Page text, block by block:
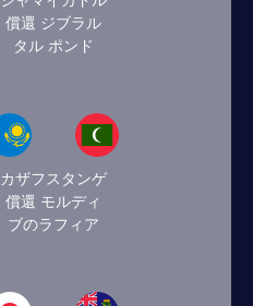
償還 ジブラル
タル ポンド
カザフスタンゲ
償還 モルディ
ブのラフィア